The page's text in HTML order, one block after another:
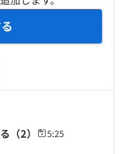
（2） 5:25